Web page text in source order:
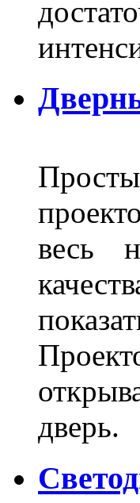
весь
дверь.